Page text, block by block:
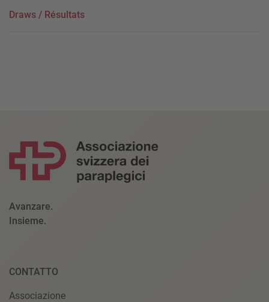
Draws / Résultats
Avanzare.
Insieme.
CONTATTO
Associazione